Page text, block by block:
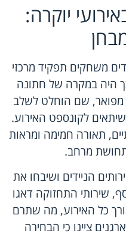
יוקרה:
משחקים תפקיד מרכזי
היה במקרה של חתונה
מפואר, שם הוחלט לשלב
שיתאים לקונספט האירוע.
תאורה חמימה ומראות
מרחב.
הניידים ושיבחו את
שירותי התחזוקה דאגו
כל האירוע, מה שתרם
ציינו כי הבחירה